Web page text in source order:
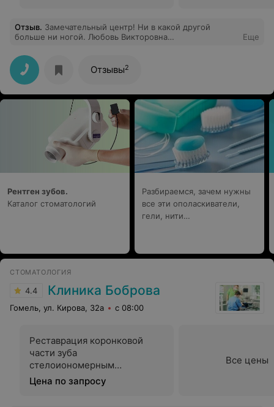
Отзыв. Замечательный центр! Ни в какой другой
больше ни ногой. Любовь Викторовна
восторг!
Еще
Отзывы2
Рентген зубов.
Каталог стоматологий
Разбираемся, зачем нужны
все эти ополаскиватели,
гели, нити…
СТОМАТОЛОГИЯ
4.4 Клиника Боброва
Гомель, ул. Кирова, 32а с 08:00
Реставрация коронковой
части зуба
стелоиономерным
материалом
Цена по запросу
Все цены